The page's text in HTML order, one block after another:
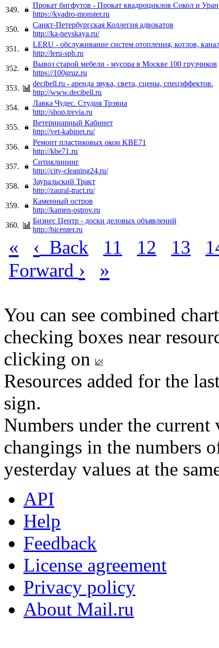
349.
Прокат бигфутов - Прокат квадроциклов Сокол и Уран
https://kvadro-monster.ru
350.
Санкт-Петербургская Коллегия адвокатов
http://ka-nevskaya.ru/
351.
LERU - обслуживание систем отопления, котлов,
http://leru-spb.ru
352.
Вывоз старой мебели - мусора в Москве 100 грузчиков
https://100gruz.ru
353.
decibell.ru - аренда звука, света, сцены, спецэффектов.
http://www.decibell.ru
354.
Лавка Чудес. Студия Трэвиа
http://shop.trevia.ru
355.
Ветеринарный Кабинет
http://vet-kabinet.ru/
356.
Ремонт пластиковых окон KBE71
http://kbe71.ru
357.
Ситиклининг
http://city-cleaning24.ru/
358.
Зауральский Тракт
http://zaural-tract.ru/
359.
Каменный остров
http://kamen-ostrov.ru
360.
Бизнес Центр - доски деловых объявлений
http://bicenter.ru
« ‹ Back 11 12 13
Forward › »
You can see combined
checking boxes near
clicking on
Resources added for the
sign.
Numbers under the
changings in the numbers
yesterday values at the
API
Help
Feedback
License agreement
Privacy policy
About Mail.ru